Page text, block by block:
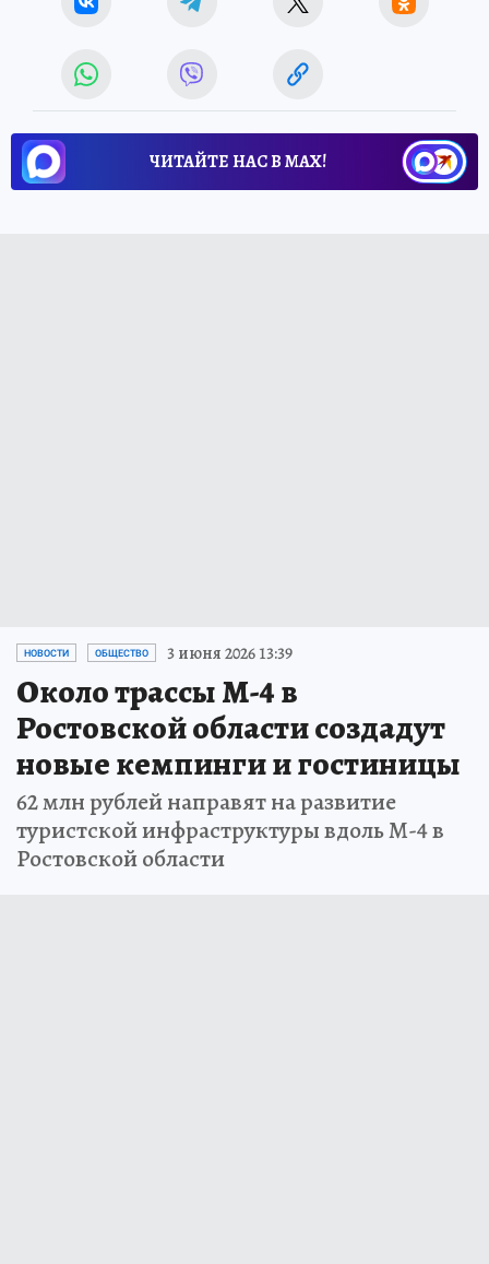
ЧИТАЙТЕ НАС В МАХ!
НОВОСТИ ОБЩЕСТВО 3 июня 2026 13:39
Около трассы М-4 в
Ростовской области создадут
новые кемпинги и гостиницы
62 млн рублей направят на развитие
туристской инфраструктуры вдоль М-4 в
Ростовской области